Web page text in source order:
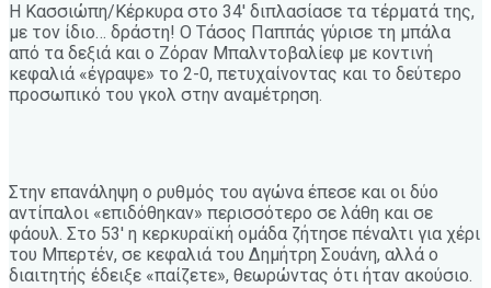
Η Κασσιώπη/Κέρκυρα στο 34′ διπλασίασε τα τέρματά της,
με τον ίδιο… δράστη! Ο Τάσος Παππάς γύρισε τη μπάλα
από τα δεξιά και ο Ζόραν Μπαλντοβαλίεφ με κοντινή
κεφαλιά «έγραψε» το 2-0, πετυχαίνοντας και το δεύτερο
προσωπικό του γκολ στην αναμέτρηση.
Στην επανάληψη ο ρυθμός του αγώνα έπεσε και οι δύο
αντίπαλοι «επιδόθηκαν» περισσότερο σε λάθη και σε
φάουλ. Στο 53′ η κερκυραϊκή ομάδα ζήτησε πέναλτι για χέρι
του Μπερτέν, σε κεφαλιά του Δημήτρη Σουάνη, αλλά ο
διαιτητής έδειξε «παίζετε», θεωρώντας ότι ήταν ακούσιο.